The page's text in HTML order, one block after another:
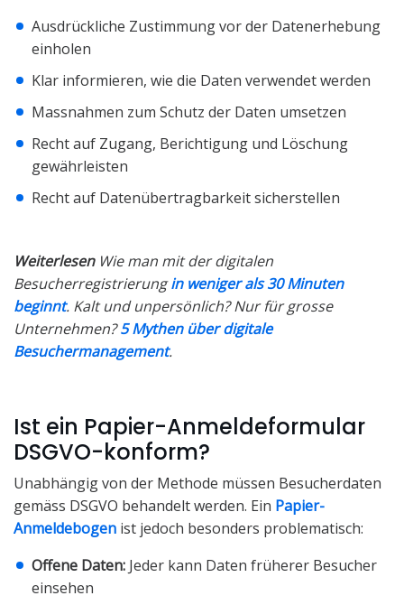
Ausdrückliche Zustimmung vor der Datenerhebung
einholen
Klar informieren, wie die Daten verwendet werden
Massnahmen zum Schutz der Daten umsetzen
Recht auf Zugang, Berichtigung und Löschung
gewährleisten
Recht auf Datenübertragbarkeit sicherstellen
Weiterlesen Wie man mit der digitalen
Besucherregistrierungin weniger als 30 Minuten
beginnt. Kalt und unpersönlich? Nur für grosse
Unternehmen?5 Mythen über digitale
Besuchermanagement.
Ist ein Papier-Anmeldeformular
DSGVO-konform?
Unabhängig von der Methode müssen Besucherdaten
gemäss DSGVO behandelt werden. Ein Papier-
Anmeldebogen ist jedoch besonders problematisch:
Offene Daten: Jeder kann Daten früherer Besucher
einsehen